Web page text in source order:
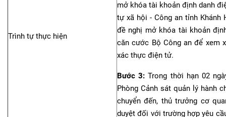
Trình tự thực hiện
mở khóa tài khoản định danh
tự xã hội - Công an tỉnh Khánh
đề nghị mở khóa tài khoản
căn cước Bộ Công an để xem
xác thực điện tử.
Bước 3: Trong thời hạn 02
Phòng Cảnh sát quản lý hành
chuyển đến, thủ trưởng cơ
duyệt đối với trường hợp yêu